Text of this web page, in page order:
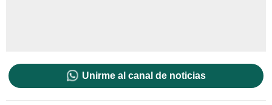
Unirme al canal de noticias